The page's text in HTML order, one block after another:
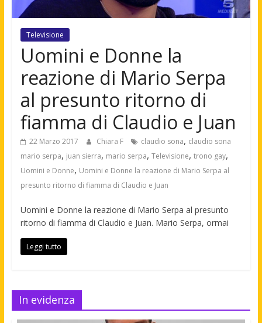
Televisione
Uomini e Donne la
reazione di Mario Serpa
al presunto ritorno di
fiamma di Claudio e Juan
22 Marzo 2017 Chiara F claudio sona, claudio sona
mario serpa, juan sierra, mario serpa, Televisione, trono gay,
Uomini e Donne, Uomini e Donne la reazione di Mario Serpa al
presunto ritorno di fiamma di Claudio e Juan
Uomini e Donne la reazione di Mario Serpa al presunto
ritorno di fiamma di Claudio e Juan. Mario Serpa, ormai
Leggi tutto
In evidenza